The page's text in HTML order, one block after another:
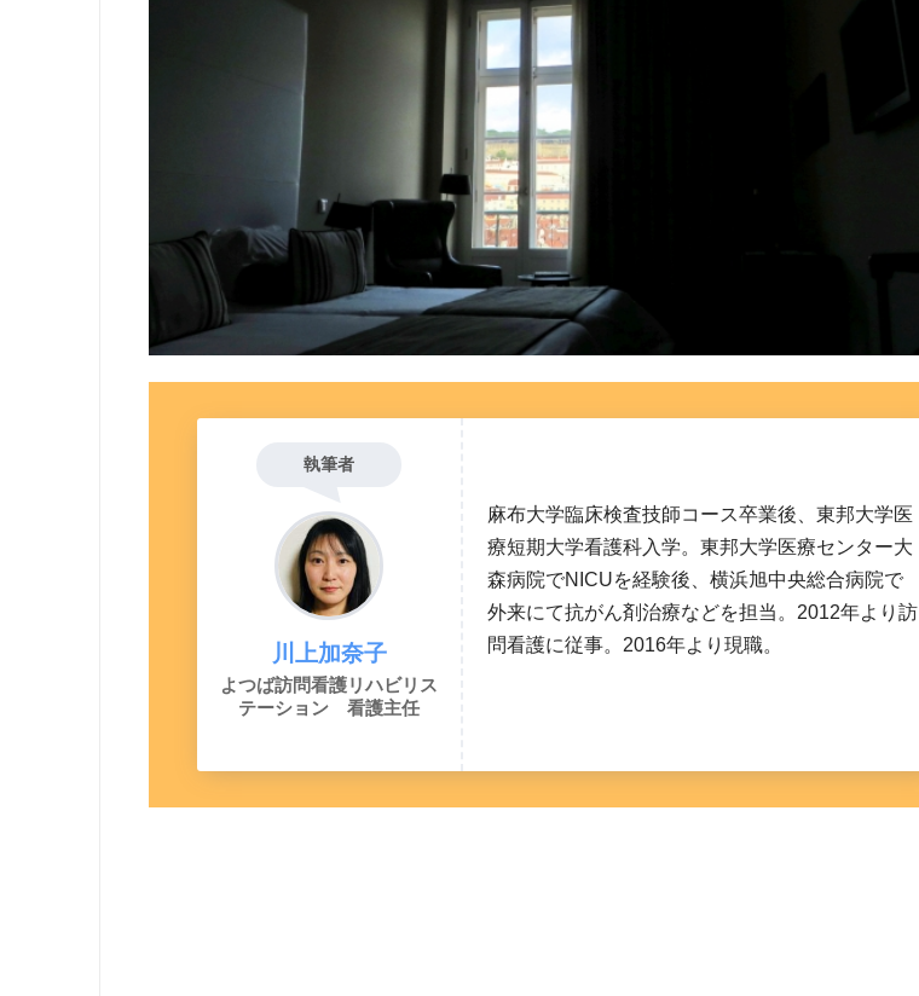
執筆者
川上加奈子
よつば訪問看護リハビリス
テーション 看護主任
麻布大学臨床検査技師コース卒業後、東邦大学医
療短期大学看護科入学。東邦大学医療センター大
森病院でNICUを経験後、横浜旭中央総合病院で
外来にて抗がん剤治療などを担当。2012年より訪
問看護に従事。2016年より現職。